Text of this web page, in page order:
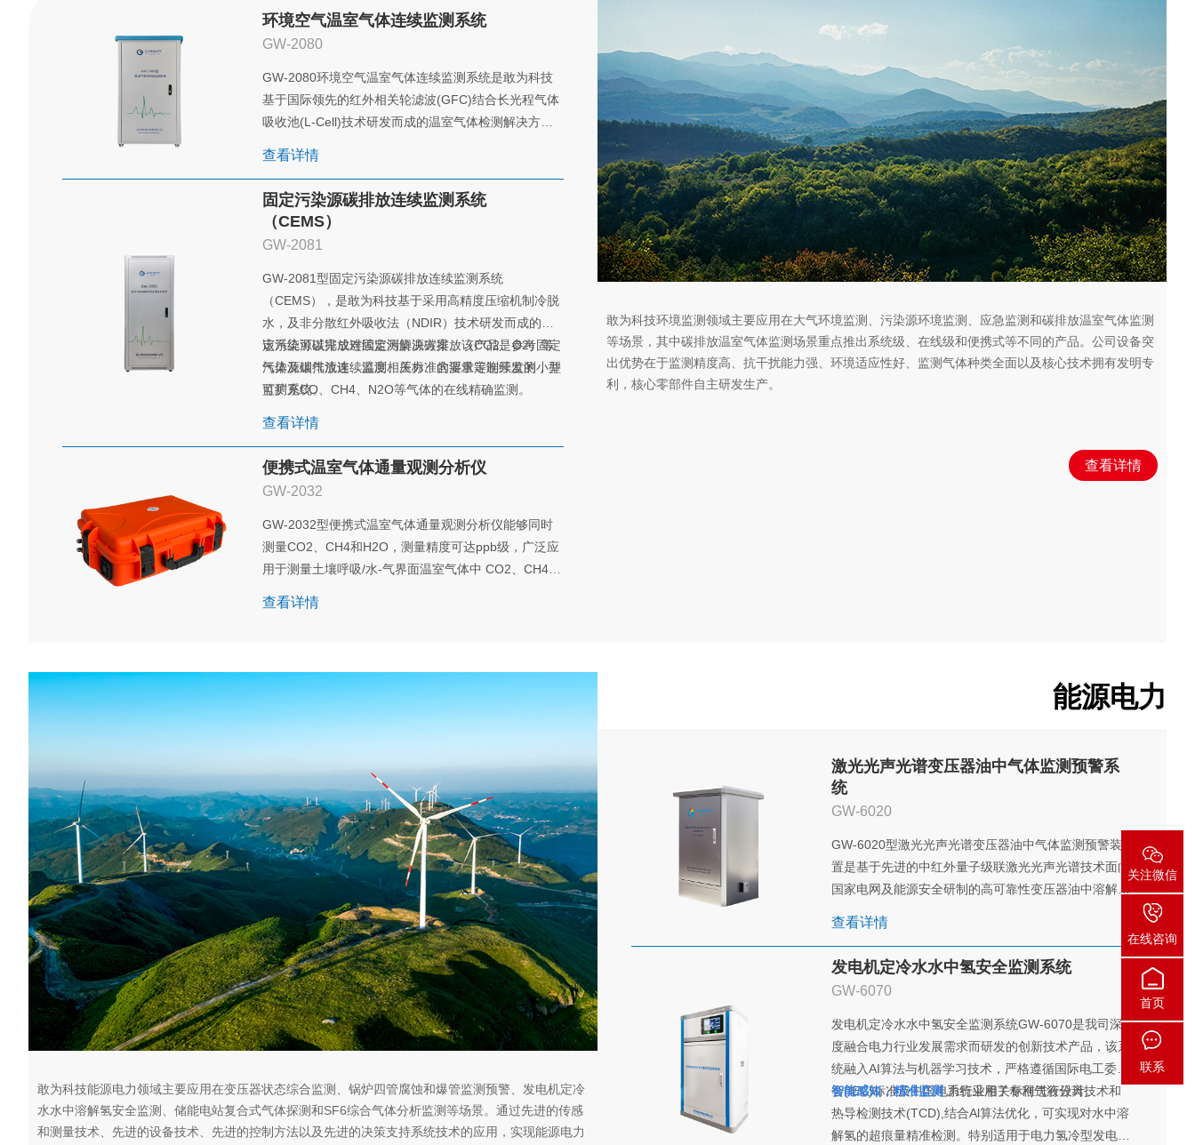
敢为科技环境监测领域主要应用在大气环境监测、污染源环境监测、应急监测和碳排放温室气体监测
等场景，其中碳排放温室气体监测场景重点推出系统级、在线级和便携式等不同的产品。公司设备突
出优势在于监测精度高、抗干扰能力强、环境适应性好、监测气体种类全面以及核心技术拥有发明专
利，核心零部件自主研发生产。
查看详情
环境空气温室气体连续监测系统
GW-2080
GW-2080环境空气温室气体连续监测系统是敢为科技
基于国际领先的红外相关轮滤波(GFC)结合长光程气体
吸收池(L-Cell)技术研发而成的温室气体检测解决方
案。该产品是参考空气质量监测微型站的设计要求定制
开发的小型监测系统。可以完成对大气中的温室气体
CO2、N2O、CH4等 )以及风向、风速、温湿度、气压
等气象参数实时在线精确监测。
查看详情
固定污染源碳排放连续监测系统
（CEMS）
GW-2081
GW-2081型固定污染源碳排放连续监测系统
（CEMS），是敢为科技基于采用高精度压缩机制冷脱
水，及非分散红外吸收法（NDIR）技术研发而成的固
定污染源碳排放连续监测解决方案。该产品是参考固定
污染源碳排放连续监测相关标准的要求定制开发的小型
监测系统。
该系统可以完成对固定污染源碳排放（CO2、O2）等
气体及烟气流速、温度、压力、含湿量等连续监测，并
可扩充CO、CH4、N2O等气体的在线精确监测。
查看详情
便携式温室气体通量观测分析仪
GW-2032
GW-2032型便携式温室气体通量观测分析仪能够同时
测量CO2、CH4和H2O，测量精度可达ppb级，广泛应
用于测量土壤呼吸/水-气界面温室气体中 CO2、CH4、
H2O 等气体排放通量。该系统具有控制测量、存储和
数据处理等功能。支持测量结果在线查看和分析；可野
湿度等传感器的监测 数据，同时将获取的原始数据结
查看详情
能源电力
激光光声光谱变压器油中气体监测预警系
统
GW-6020
GW-6020型激光光声光谱变压器油中气体监测预警装
置是基于先进的中红外量子级联激光光声光谱技术面向
国家电网及能源安全研制的高可靠性变压器油中溶解气
CO₂、CH4、C₂H₂、C₂H₄、C₂H₆等故障气体及微水含
量的连续在线检测，为变压器提供全面的实时监测预
警。适用于油浸式变压器、电抗器等电气设备的油中溶
解气体在线监测。除可用于发电、电网系统变电站以
外，还可应用于铁路、石油、石化、冶金、钢铁、煤炭
等电力行业用户。
查看详情
发电机定冷水水中氢安全监测系统
GW-6070
发电机定冷水水中氢安全监测系统GW-6070是我司深
度融合电力行业发展需求而研发的创新技术产品，该系
统融入AI算法与机器学习技术，严格遵循国际电工委员
会(IEC)标准及中国电力行业相关标准进行设计。
智能感知，精准监测 系统采用了专利气液分离技术和
热导检测技术(TCD),结合Al算法优化，可实现对水中溶
解氢的超痕量精准检测。特别适用于电力氢冷型发电机
敢为科技能源电力领域主要应用在变压器状态综合监测、锅炉四管腐蚀和爆管监测预警、发电机定冷
水水中溶解氢安全监测、储能电站复合式气体探测和SF6综合气体分析监测等场景。通过先进的传感
和测量技术、先进的设备技术、先进的控制方法以及先进的决策支持系统技术的应用，实现能源电力
关注微信
在线咨询
首页
联系